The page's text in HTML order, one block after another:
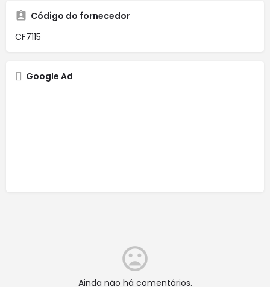
Código do fornecedor
CF7115
Google Ad
Ainda não há comentários.